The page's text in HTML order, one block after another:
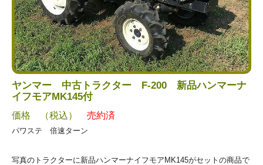
ヤンマー 中古トラクター F-200 新品ハンマーナ
イフモアMK145付
価格 （税込） 売約済
パワステ 倍速ターン
写真のトラクターに新品ハンマーナイフモアMK145がセットの商品で